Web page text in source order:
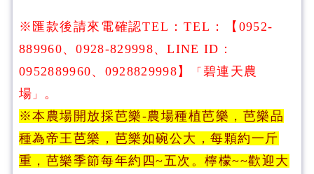
※匯款後請來電確認TEL： TEL： 【 0952-
889960、0928-829998、LINE ID：
0952889960、0928829998 】 「 碧連天農
場 」
。
※本農場開放採芭樂-農場種植芭樂，芭樂品
種為帝王芭樂，芭樂如碗公大，每顆約一斤
重，芭樂季節每年約四~五次。檸檬~~歡迎大